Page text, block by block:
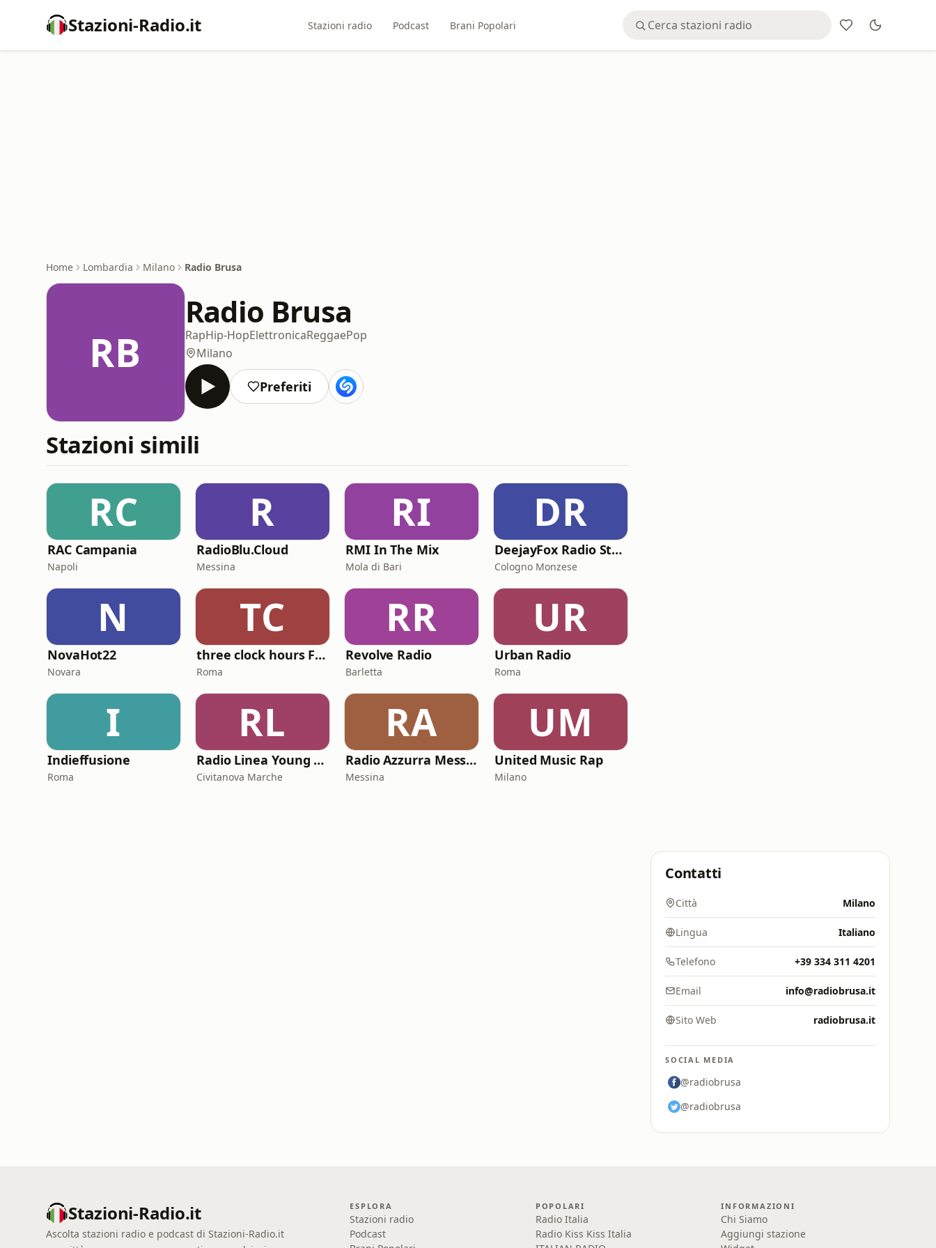
Stazioni-Radio.it Stazioni radio Podcast Brani Popolari
Home Lombardia Milano Radio Brusa
RB
Radio Brusa
RapHip-HopElettronicaReggaePop
Milano
Preferiti
Stazioni simili
RC
RAC Campania
Napoli
R
RadioBlu.Cloud
Messina
RI
RMI In The Mix
Mola di Bari
DR
DeejayFox Radio Station 2
Cologno Monzese
N
NovaHot22
Novara
TC
three clock hours FM 2.0
Roma
RR
Revolve Radio
Barletta
UR
Urban Radio
Roma
I
Indieffusione
Roma
RL
Radio Linea Young Generation
Civitanova Marche
RA
Radio Azzurra Messina
Messina
UM
United Music Rap
Milano
Contatti
Città Milano
Lingua Italiano
Telefono +39 334 311 4201
Email info@radiobrusa.it
Sito Web radiobrusa.it
SOCIAL MEDIA
@radiobrusa
@radiobrusa
Stazioni-Radio.it
Ascolta stazioni radio e podcast di Stazioni-Radio.it
ESPLORA
Stazioni radio
Podcast
POPOLARI
Radio Italia
Radio Kiss Kiss Italia
INFORMAZIONI
Chi Siamo
Aggiungi stazione